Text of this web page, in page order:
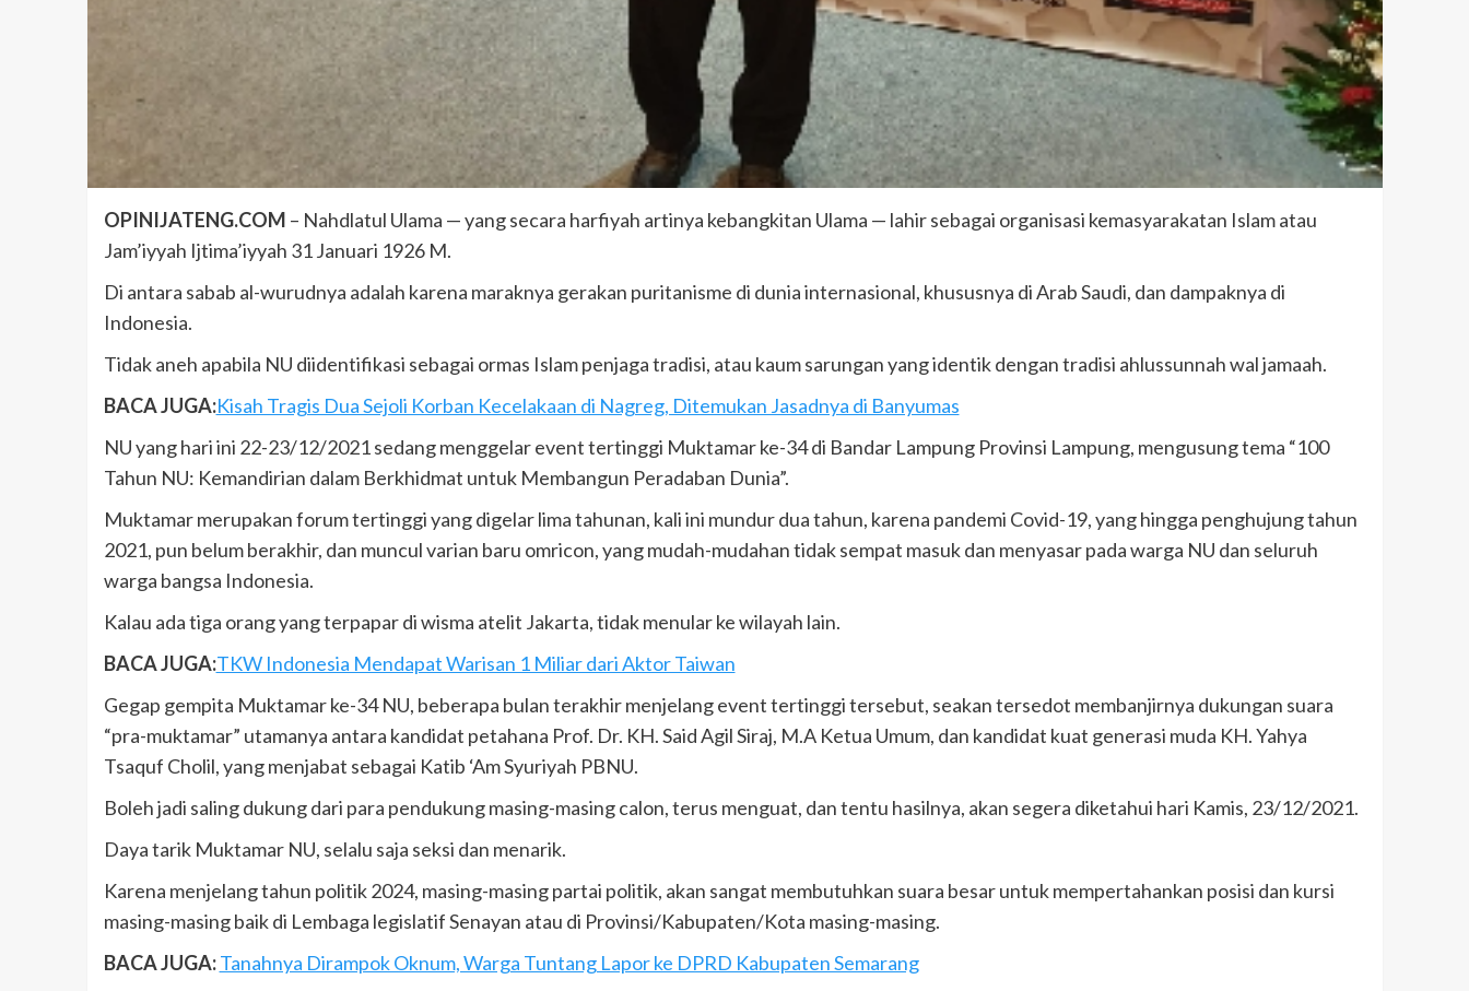
OPINIJATENG.COM – Nahdlatul Ulama — yang secara harfiyah artinya kebangkitan Ulama — lahir sebagai organisasi kemasyarakatan Islam atau
Jam’iyyah Ijtima’iyyah 31 Januari 1926 M.
Di antara sabab al-wurudnya adalah karena maraknya gerakan puritanisme di dunia internasional, khususnya di Arab Saudi, dan dampaknya di
Indonesia.
Tidak aneh apabila NU diidentifikasi sebagai ormas Islam penjaga tradisi, atau kaum sarungan yang identik dengan tradisi ahlussunnah wal jamaah.
BACA JUGA:Kisah Tragis Dua Sejoli Korban Kecelakaan di Nagreg, Ditemukan Jasadnya di Banyumas
NU yang hari ini 22-23/12/2021 sedang menggelar event tertinggi Muktamar ke-34 di Bandar Lampung Provinsi Lampung, mengusung tema “100
Tahun NU: Kemandirian dalam Berkhidmat untuk Membangun Peradaban Dunia”.
Muktamar merupakan forum tertinggi yang digelar lima tahunan, kali ini mundur dua tahun, karena pandemi Covid-19, yang hingga penghujung tahun
2021, pun belum berakhir, dan muncul varian baru omricon, yang mudah-mudahan tidak sempat masuk dan menyasar pada warga NU dan seluruh
warga bangsa Indonesia.
Kalau ada tiga orang yang terpapar di wisma atelit Jakarta, tidak menular ke wilayah lain.
BACA JUGA:TKW Indonesia Mendapat Warisan 1 Miliar dari Aktor Taiwan
Gegap gempita Muktamar ke-34 NU, beberapa bulan terakhir menjelang event tertinggi tersebut, seakan tersedot membanjirnya dukungan suara
“pra-muktamar” utamanya antara kandidat petahana Prof. Dr. KH. Said Agil Siraj, M.A Ketua Umum, dan kandidat kuat generasi muda KH. Yahya
Tsaquf Cholil, yang menjabat sebagai Katib ‘Am Syuriyah PBNU.
Boleh jadi saling dukung dari para pendukung masing-masing calon, terus menguat, dan tentu hasilnya, akan segera diketahui hari Kamis, 23/12/2021.
Daya tarik Muktamar NU, selalu saja seksi dan menarik.
Karena menjelang tahun politik 2024, masing-masing partai politik, akan sangat membutuhkan suara besar untuk mempertahankan posisi dan kursi
masing-masing baik di Lembaga legislatif Senayan atau di Provinsi/Kabupaten/Kota masing-masing.
BACA JUGA: Tanahnya Dirampok Oknum, Warga Tuntang Lapor ke DPRD Kabupaten Semarang